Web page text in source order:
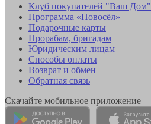
Клуб покупателей "Ваш Дом"
Программа «Новосёл»
Подарочные карты
Прорабам, бригадам
Юридическим лицам
Способы оплаты
Возврат и обмен
Обратная связь
Скачайте мобильное приложение